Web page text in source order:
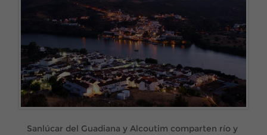
Sanlúcar del Guadiana y Alcoutim comparten río y